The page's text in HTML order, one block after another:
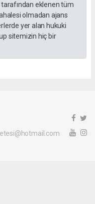
tarafından eklenen tüm
olmadan ajans
yer alan hukuki
sitemizin hiç bir